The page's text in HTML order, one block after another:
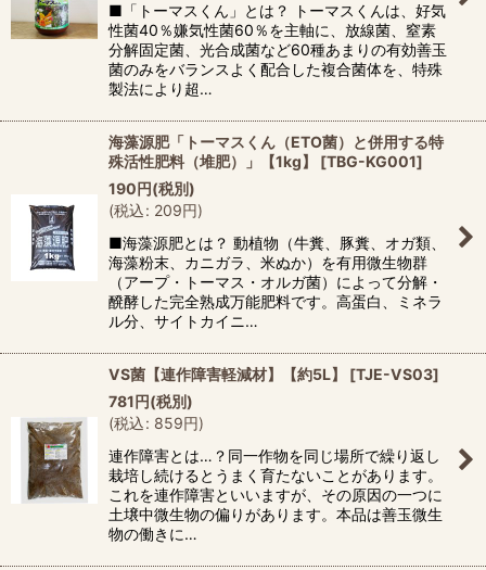
■「トーマスくん」とは？ トーマスくんは、好気
性菌40％嫌気性菌60％を主軸に、放線菌、窒素
分解固定菌、光合成菌など60種あまりの有効善玉
菌のみをバランスよく配合した複合菌体を、特殊
製法により超…
海藻源肥「トーマスくん（ETO菌）と併用する特
殊活性肥料（堆肥）」【1kg】
[TBG-KG001]
190円(税別)
(税込: 209円)
■海藻源肥とは？ 動植物（牛糞、豚糞、オガ類、
海藻粉末、カニガラ、米ぬか）を有用微生物群
（アープ・トーマス・オルガ菌）によって分解・
醗酵した完全熟成万能肥料です。高蛋白、ミネラ
ル分、サイトカイニ…
VS菌【連作障害軽減材】【約5L】 [TJE-VS03]
781円(税別)
(税込: 859円)
連作障害とは…？同一作物を同じ場所で繰り返し
栽培し続けるとうまく育たないことがあります。
これを連作障害といいますが、その原因の一つに
土壌中微生物の偏りがあります。本品は善玉微生
物の働きに…